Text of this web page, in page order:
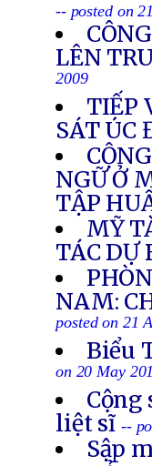
-- posted on
LÊN
2009
TIẾP
SÁT ÚC
NGỮ Ở
TẬP
MỸ
TÁC DỰ
NAM:
posted on 21
Biểu
on 20 May
Cộng
liệt sĩ --
Sập